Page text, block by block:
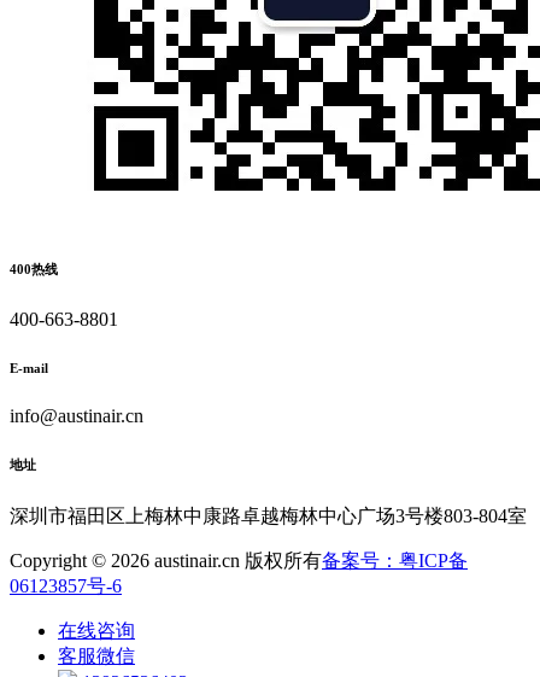
400热线
400-663-8801
E-mail
info@austinair.cn
地址
深圳市福田区上梅林中康路卓越梅林中心广场3号楼803-804室
Copyright © 2026 austinair.cn 版权所有备案号：粤ICP备
06123857号-6
在线咨询
客服微信